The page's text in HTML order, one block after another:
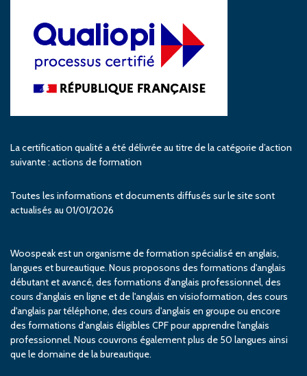
La certification qualité a été délivrée au titre de la catégorie d’action
suivante : actions de formation
Toutes les informations et documents diffusés sur le site sont
actualisés au 01/01/2026
Woospeak est un organisme de formation spécialisé en anglais,
langues et bureautique. Nous proposons des formations d'anglais
débutant et avancé, des formations d'anglais professionnel, des
cours d'anglais en ligne et de l'anglais en visioformation, des cours
d'anglais par téléphone, des cours d'anglais en groupe ou encore
des formations d'anglais éligibles CPF pour apprendre l'anglais
professionnel. Nous couvrons également plus de 50 langues ainsi
que le domaine de la bureautique.